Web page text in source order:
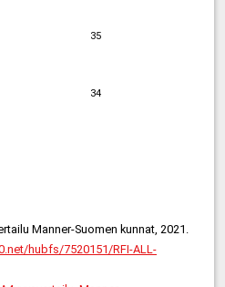
35
34
Manner-Suomen kunnat, 2021.
hubfs/7520151/RFI-ALL-